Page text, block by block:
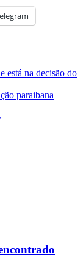
está na decisão do
paraibana